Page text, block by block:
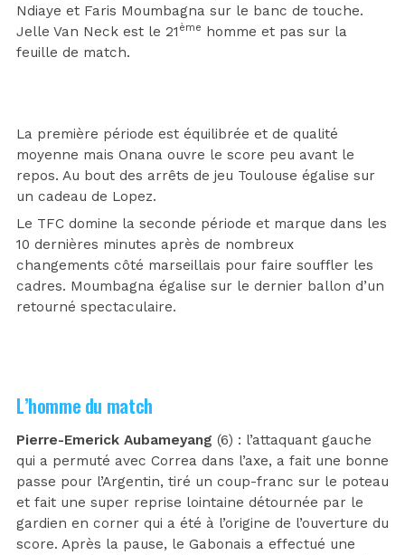
Ndiaye et Faris Moumbagna sur le banc de touche.
Jelle Van Neck est le 21 ème homme et pas sur la
feuille de match.
La première période est équilibrée et de qualité
moyenne mais Onana ouvre le score peu avant le
repos. Au bout des arrêts de jeu Toulouse égalise sur
un cadeau de Lopez.
Le TFC domine la seconde période et marque dans les
10 dernières minutes après de nombreux
changements côté marseillais pour faire souffler les
cadres. Moumbagna égalise sur le dernier ballon d’un
retourné spectaculaire.
L’homme du match
Pierre-Emerick Aubameyang (6) : l’attaquant gauche
qui a permuté avec Correa dans l’axe, a fait une bonne
passe pour l’Argentin, tiré un coup-franc sur le poteau
et fait une super reprise lointaine détournée par le
gardien en corner qui a été à l’origine de l’ouverture du
score. Après la pause, le Gabonais a effectué une